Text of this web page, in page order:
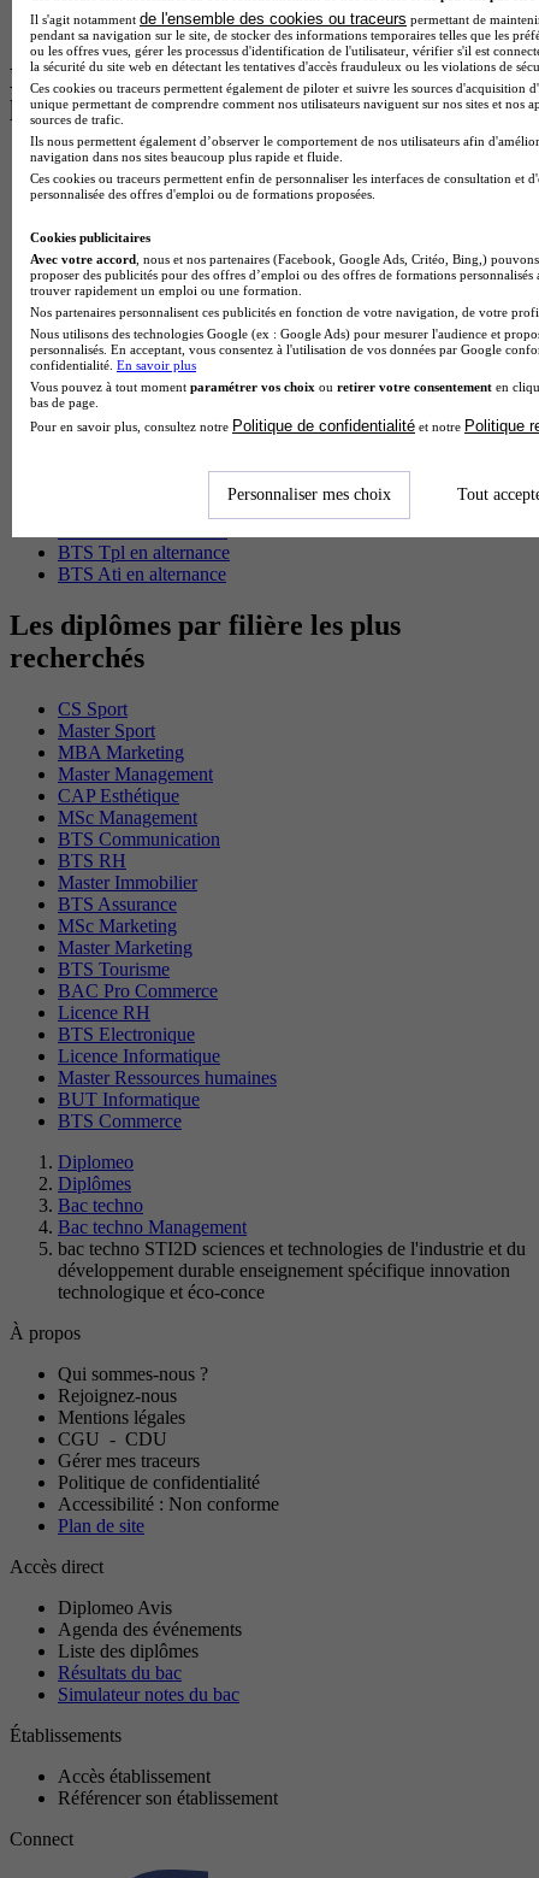
BTS Communication à Lyon
BTS Ndrc à Lyon
Les intitulés de diplôme par alternance
les plus recherchés
BTS Esf en alternance
BTS Dietetique en alternance
BTS Mco en alternance
BTS Sp3s en alternance
Master CCA en alternance
BTS Ndrc en alternance
BTS Sam en alternance
Cap Fleuriste en alternance
BTS Sio en alternance
MSc Marketing Digital en alternance
BTS Gpme en alternance
Cap Electricien en alternance
BAC Pro Agora en alternance
BTS Tpl en alternance
BTS Ati en alternance
Les diplômes par filière les plus
recherchés
CS Sport
Master Sport
MBA Marketing
Master Management
CAP Esthétique
MSc Management
BTS Communication
BTS RH
Master Immobilier
BTS Assurance
MSc Marketing
Master Marketing
BTS Tourisme
BAC Pro Commerce
Licence RH
BTS Electronique
Licence Informatique
Master Ressources humaines
BUT Informatique
BTS Commerce
Diplomeo
Diplômes
Bac techno
Bac techno Management
bac techno STI2D sciences et technologies de l'industrie et du
développement durable enseignement spécifique innovation
technologique et éco-conce
À propos
Qui sommes-nous ?
Rejoignez-nous
Mentions légales
CGU - CDU
Gérer mes traceurs
Politique de confidentialité
Accessibilité : Non conforme
Plan de site
Accès direct
Diplomeo Avis
Agenda des événements
Liste des diplômes
Résultats du bac
Simulateur notes du bac
Établissements
Accès établissement
Référencer son établissement
Connect
Il s'agit notamment de l'ensemble des cookies ou traceurs permettant de
pendant sa navigation sur le site, de stocker des informations temporaires telles que les
ou les offres vues, gérer les processus d'identification de l'utilisateur, vérifier s'il est
la sécurité du site web en détectant les tentatives d'accès frauduleux ou les violations de
Ces cookies ou traceurs permettent également de piloter et suivre les sources d'acquisition
unique permettant de comprendre comment nos utilisateurs naviguent sur nos sites et nos
sources de trafic.
Ils nous permettent également d’observer le comportement de nos utilisateurs afin
navigation dans nos sites beaucoup plus rapide et fluide.
Ces cookies ou traceurs permettent enfin de personnaliser les interfaces de consultation et
personnalisée des offres d'emploi ou de formations proposées.
Cookies publicitaires
Avec votre accord , nous et nos partenaires (Facebook, Google Ads, Critéo, Bing,)
proposer des publicités pour des offres d’emploi ou des offres de formations
trouver rapidement un emploi ou une formation.
Nos partenaires personnalisent ces publicités en fonction de votre navigation, de votre
Nous utilisons des technologies Google (ex : Google Ads) pour mesurer l'audience et
personnalisés. En acceptant, vous consentez à l'utilisation de vos données par Google
confidentialité. En savoir plus
Vous pouvez à tout moment paramétrer vos choix ou retirer votre consentement en
bas de page.
Pour en savoir plus, consultez notre Politique de confidentialité et notre Politique
Personnaliser mes choix Tout